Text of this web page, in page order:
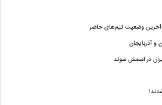
آخرین وضعیت تیم‌های حاضر
آذربایجان
در اسمش سوئد